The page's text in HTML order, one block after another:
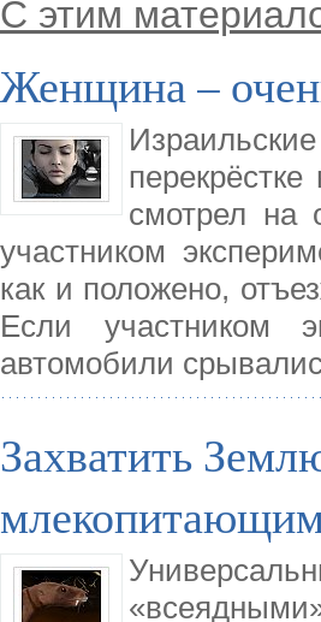
С этим
Женщина –
смотрел на
участником
как и положено,
Если участником
автомобили
Захватить